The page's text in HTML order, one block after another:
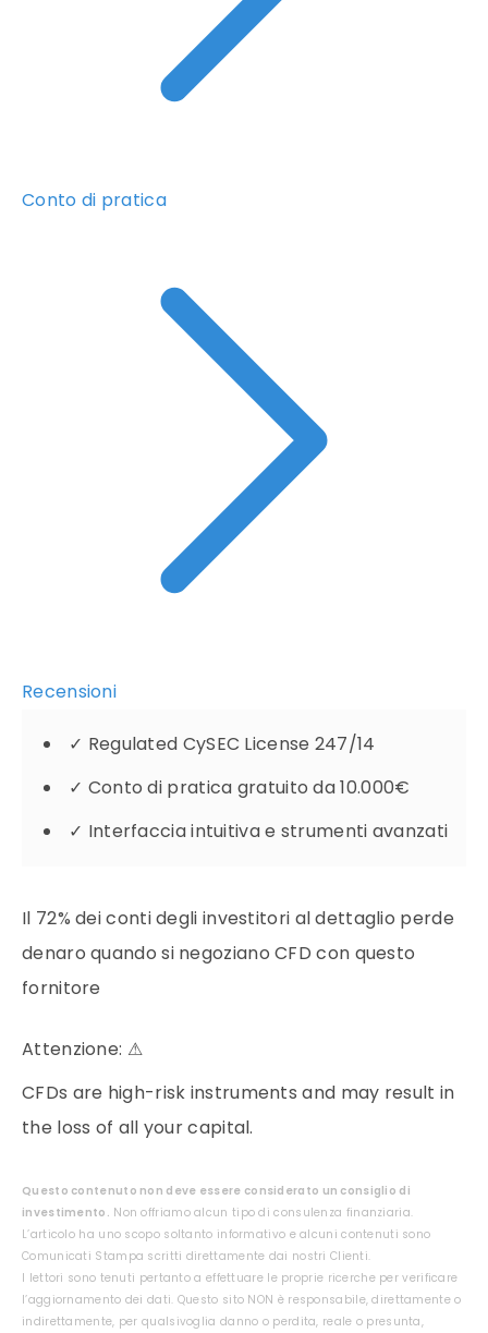
Conto di pratica
Recensioni
✓ Regulated CySEC License 247/14
✓ Conto di pratica gratuito da 10.000€
✓ Interfaccia intuitiva e strumenti avanzati
Il 72% dei conti degli investitori al dettaglio perde
denaro quando si negoziano CFD con questo
fornitore
Attenzione: ⚠
CFDs are high-risk instruments and may result in
the loss of all your capital.
Questo contenuto non deve essere considerato un consiglio di
investimento. Non offriamo alcun tipo di consulenza finanziaria.
L’articolo ha uno scopo soltanto informativo e alcuni contenuti sono
Comunicati Stampa scritti direttamente dai nostri Clienti.
I lettori sono tenuti pertanto a effettuare le proprie ricerche per verificare
l’aggiornamento dei dati. Questo sito NON è responsabile, direttamente o
indirettamente, per qualsivoglia danno o perdita, reale o presunta,